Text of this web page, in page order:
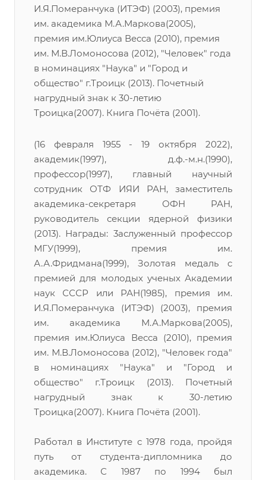
И.Я.Померанчука (ИТЭФ) (2003), премия
им. академика М.А.Маркова(2005),
премия им.Юлиуса Весса (2010), премия
им. М.В.Ломоносова (2012), "Человек" года
в номинациях "Наука" и "Город и
общество" г.Троицк (2013). Почетный
нагрудный знак к 30-летию
Троицка(2007). Книга Почёта (2001).
(16 февраля 1955 - 19 октября 2022),
академик(1997), д.ф.-м.н.(1990),
профессор(1997), главный научный
сотрудник ОТФ ИЯИ РАН, заместитель
академика-секретаря ОФН РАН,
руководитель секции ядерной физики
(2013). Награды: 3аслуженный профессор
МГУ(1999), премия им.
А.А.Фридмана(1999), Золотая медаль с
премией для молодых ученых Академии
наук СССР или РАН(1985), премия им.
И.Я.Померанчука (ИТЭФ) (2003), премия
им. академика М.А.Маркова(2005),
премия им.Юлиуса Весса (2010), премия
им. М.В.Ломоносова (2012), "Человек года"
в номинациях "Наука" и "Город и
общество" г.Троицк (2013). Почетный
нагрудный знак к 30-летию
Троицка(2007). Книга Почёта (2001).
Работал в Институте с 1978 года, пройдя
путь от студента-дипломника до
академика. С 1987 по 1994 был